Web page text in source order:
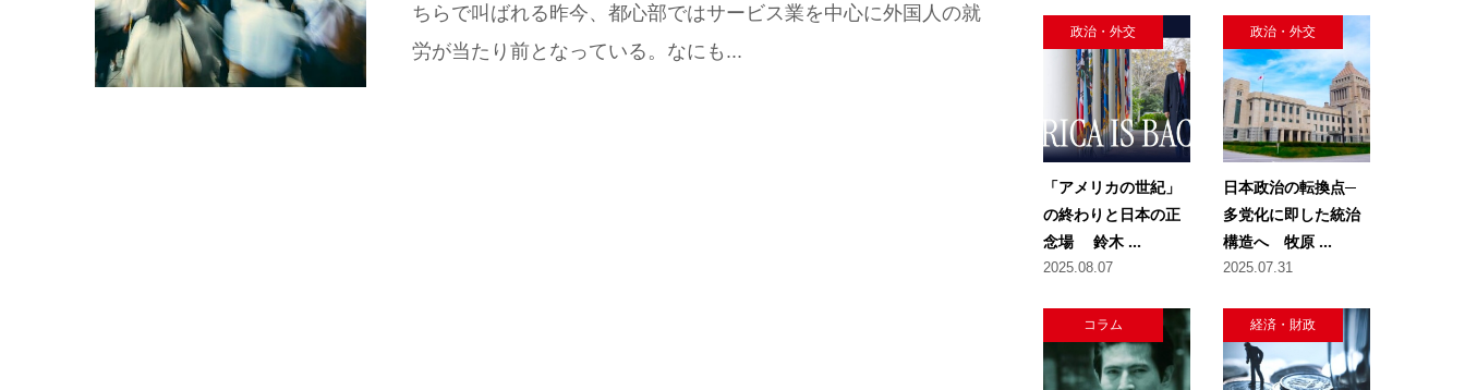
ちらで叫ばれる昨今、都心部ではサービス業を中心に外国人の就
労が当たり前となっている。なにも...
政治・外交
「アメリカの世紀」
の終わりと日本の正
念場 鈴木 ...
2025.08.07
政治・外交
日本政治の転換点─
多党化に即した統治
構造へ 牧原 ...
2025.07.31
コラム 経済・財政